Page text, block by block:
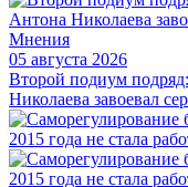
Мнения
05 августа 2026
Второй подиум
Николаева завоевал